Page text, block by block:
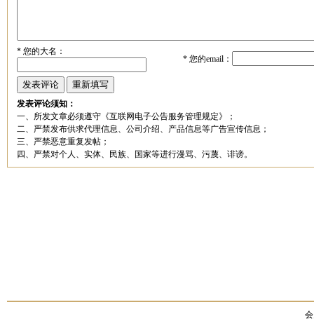
*您的大名：
*您的email：
发表评论须知：
一、所发文章必须遵守《互联网电子公告服务管理规定》；
二、严禁发布供求代理信息、公司介绍、产品信息等广告宣传信息；
三、严禁恶意重复发帖；
四、严禁对个人、实体、民族、国家等进行漫骂、污蔑、诽谤。